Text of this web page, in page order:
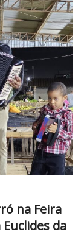
na Feira
da